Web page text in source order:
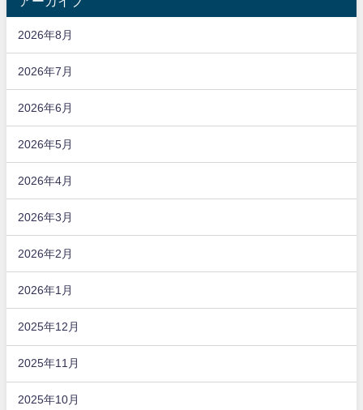
2026年8月
2026年7月
2026年6月
2026年5月
2026年4月
2026年3月
2026年2月
2026年1月
2025年12月
2025年11月
2025年10月